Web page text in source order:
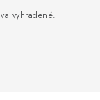
vyhradené.